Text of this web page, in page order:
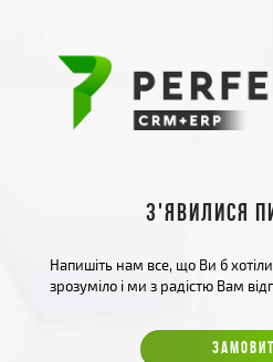
З'явилися
Напишіть нам все, що Ви б
зрозуміло і ми з радістю Вам